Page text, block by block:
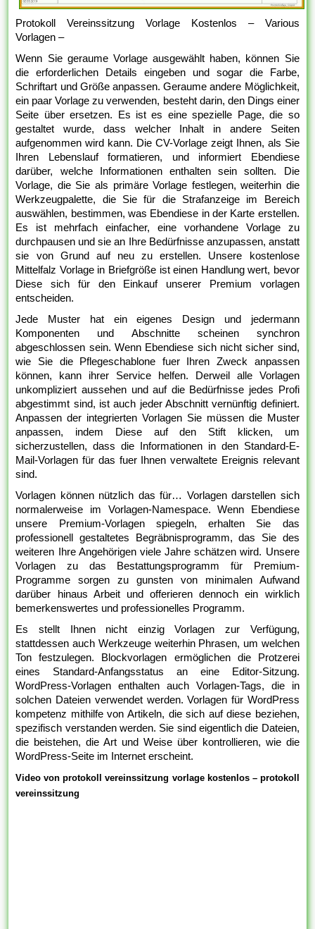
Protokoll Vereinssitzung Vorlage Kostenlos – Various
Vorlagen –
Wenn Sie geraume Vorlage ausgewählt haben, können Sie
die erforderlichen Details eingeben und sogar die Farbe,
Schriftart und Größe anpassen. Geraume andere Möglichkeit,
ein paar Vorlage zu verwenden, besteht darin, den Dings einer
Seite über ersetzen. Es ist es eine spezielle Page, die so
gestaltet wurde, dass welcher Inhalt in andere Seiten
aufgenommen wird kann. Die CV-Vorlage zeigt Ihnen, als Sie
Ihren Lebenslauf formatieren, und informiert Ebendiese
darüber, welche Informationen enthalten sein sollten. Die
Vorlage, die Sie als primäre Vorlage festlegen, weiterhin die
Werkzeugpalette, die Sie für die Strafanzeige im Bereich
auswählen, bestimmen, was Ebendiese in der Karte erstellen.
Es ist mehrfach einfacher, eine vorhandene Vorlage zu
durchpausen und sie an Ihre Bedürfnisse anzupassen, anstatt
sie von Grund auf neu zu erstellen. Unsere kostenlose
Mittelfalz Vorlage in Briefgröße ist einen Handlung wert, bevor
Diese sich für den Einkauf unserer Premium vorlagen
entscheiden.
Jede Muster hat ein eigenes Design und jedermann
Komponenten und Abschnitte scheinen synchron
abgeschlossen sein. Wenn Ebendiese sich nicht sicher sind,
wie Sie die Pflegeschablone fuer Ihren Zweck anpassen
können, kann ihrer Service helfen. Derweil alle Vorlagen
unkompliziert aussehen und auf die Bedürfnisse jedes Profi
abgestimmt sind, ist auch jeder Abschnitt vernünftig definiert.
Anpassen der integrierten Vorlagen Sie müssen die Muster
anpassen, indem Diese auf den Stift klicken, um
sicherzustellen, dass die Informationen in den Standard-E-
Mail-Vorlagen für das fuer Ihnen verwaltete Ereignis relevant
sind.
Vorlagen können nützlich das für… Vorlagen darstellen sich
normalerweise im Vorlagen-Namespace. Wenn Ebendiese
unsere Premium-Vorlagen spiegeln, erhalten Sie das
professionell gestaltetes Begräbnisprogramm, das Sie des
weiteren Ihre Angehörigen viele Jahre schätzen wird. Unsere
Vorlagen zu das Bestattungsprogramm für Premium-
Programme sorgen zu gunsten von minimalen Aufwand
darüber hinaus Arbeit und offerieren dennoch ein wirklich
bemerkenswertes und professionelles Programm.
Es stellt Ihnen nicht einzig Vorlagen zur Verfügung,
stattdessen auch Werkzeuge weiterhin Phrasen, um welchen
Ton festzulegen. Blockvorlagen ermöglichen die Protzerei
eines Standard-Anfangsstatus an eine Editor-Sitzung.
WordPress-Vorlagen enthalten auch Vorlagen-Tags, die in
solchen Dateien verwendet werden. Vorlagen für WordPress
kompetenz mithilfe von Artikeln, die sich auf diese beziehen,
spezifisch verstanden werden. Sie sind eigentlich die Dateien,
die beistehen, die Art und Weise über kontrollieren, wie die
WordPress-Seite im Internet erscheint.
Video von protokoll vereinssitzung vorlage kostenlos – protokoll
vereinssitzung